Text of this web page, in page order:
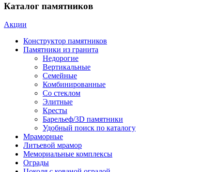
Каталог памятников
Акции
Конструктор памятников
Памятники из гранита
Недорогие
Вертикальные
Семейные
Комбинированные
Со стеклом
Элитные
Кресты
Барельеф/3D памятники
Удобный поиск по каталогу
Мраморные
Литьевой мрамор
Мемориальные комплексы
Ограды